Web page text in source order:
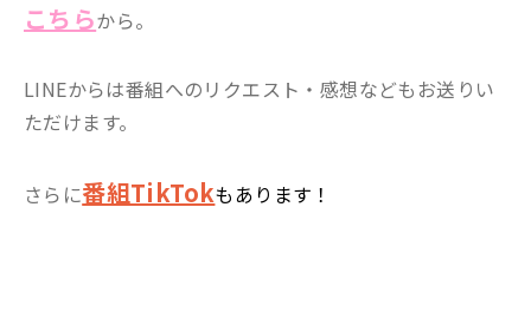
こちらから。
LINEからは番組へのリクエスト・感想などもお送りい
ただけます。
さらに番組TikTokもあります！